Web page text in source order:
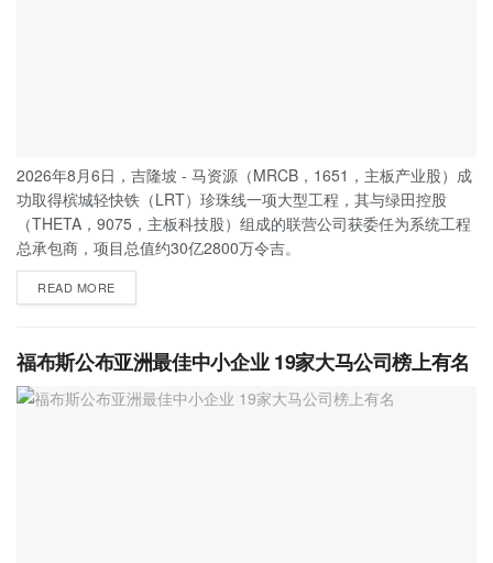
2026年8月6日，吉隆坡 - 马资源（MRCB，1651，主板产业股）成
功取得槟城轻快铁（LRT）珍珠线一项大型工程，其与绿田控股
（THETA，9075，主板科技股）组成的联营公司获委任为系统工程
总承包商，项目总值约30亿2800万令吉。
READ MORE
福布斯公布亚洲最佳中小企业 19家大马公司榜上有名